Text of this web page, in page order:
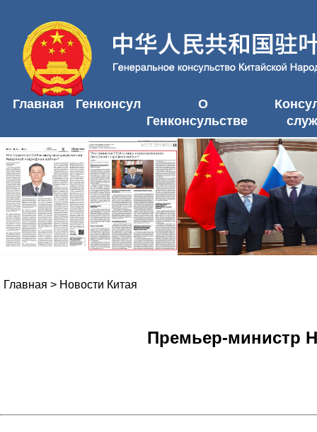
Главная Генконсул
О
Генконсульстве
Главная > Новости Китая
Премьер-министр